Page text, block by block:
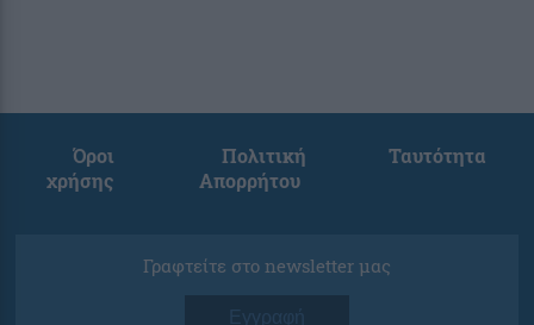
Όροι
χρήσης
Πολιτική
Απορρήτου
Ταυτότητα
Γραφτείτε στο newsletter μας
Εγγραφή